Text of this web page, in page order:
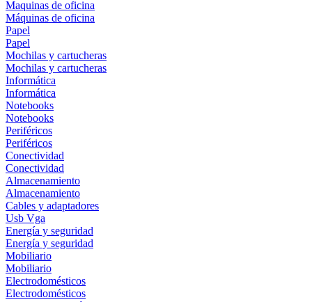
Maquinas de oficina
Máquinas de oficina
Papel
Papel
Mochilas y cartucheras
Mochilas y cartucheras
Informática
Informática
Notebooks
Notebooks
Periféricos
Periféricos
Conectividad
Conectividad
Almacenamiento
Almacenamiento
Cables y adaptadores
Usb Vga
Energía y seguridad
Energía y seguridad
Mobiliario
Mobiliario
Electrodomésticos
Electrodomésticos